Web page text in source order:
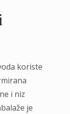
koriste
i niz
je